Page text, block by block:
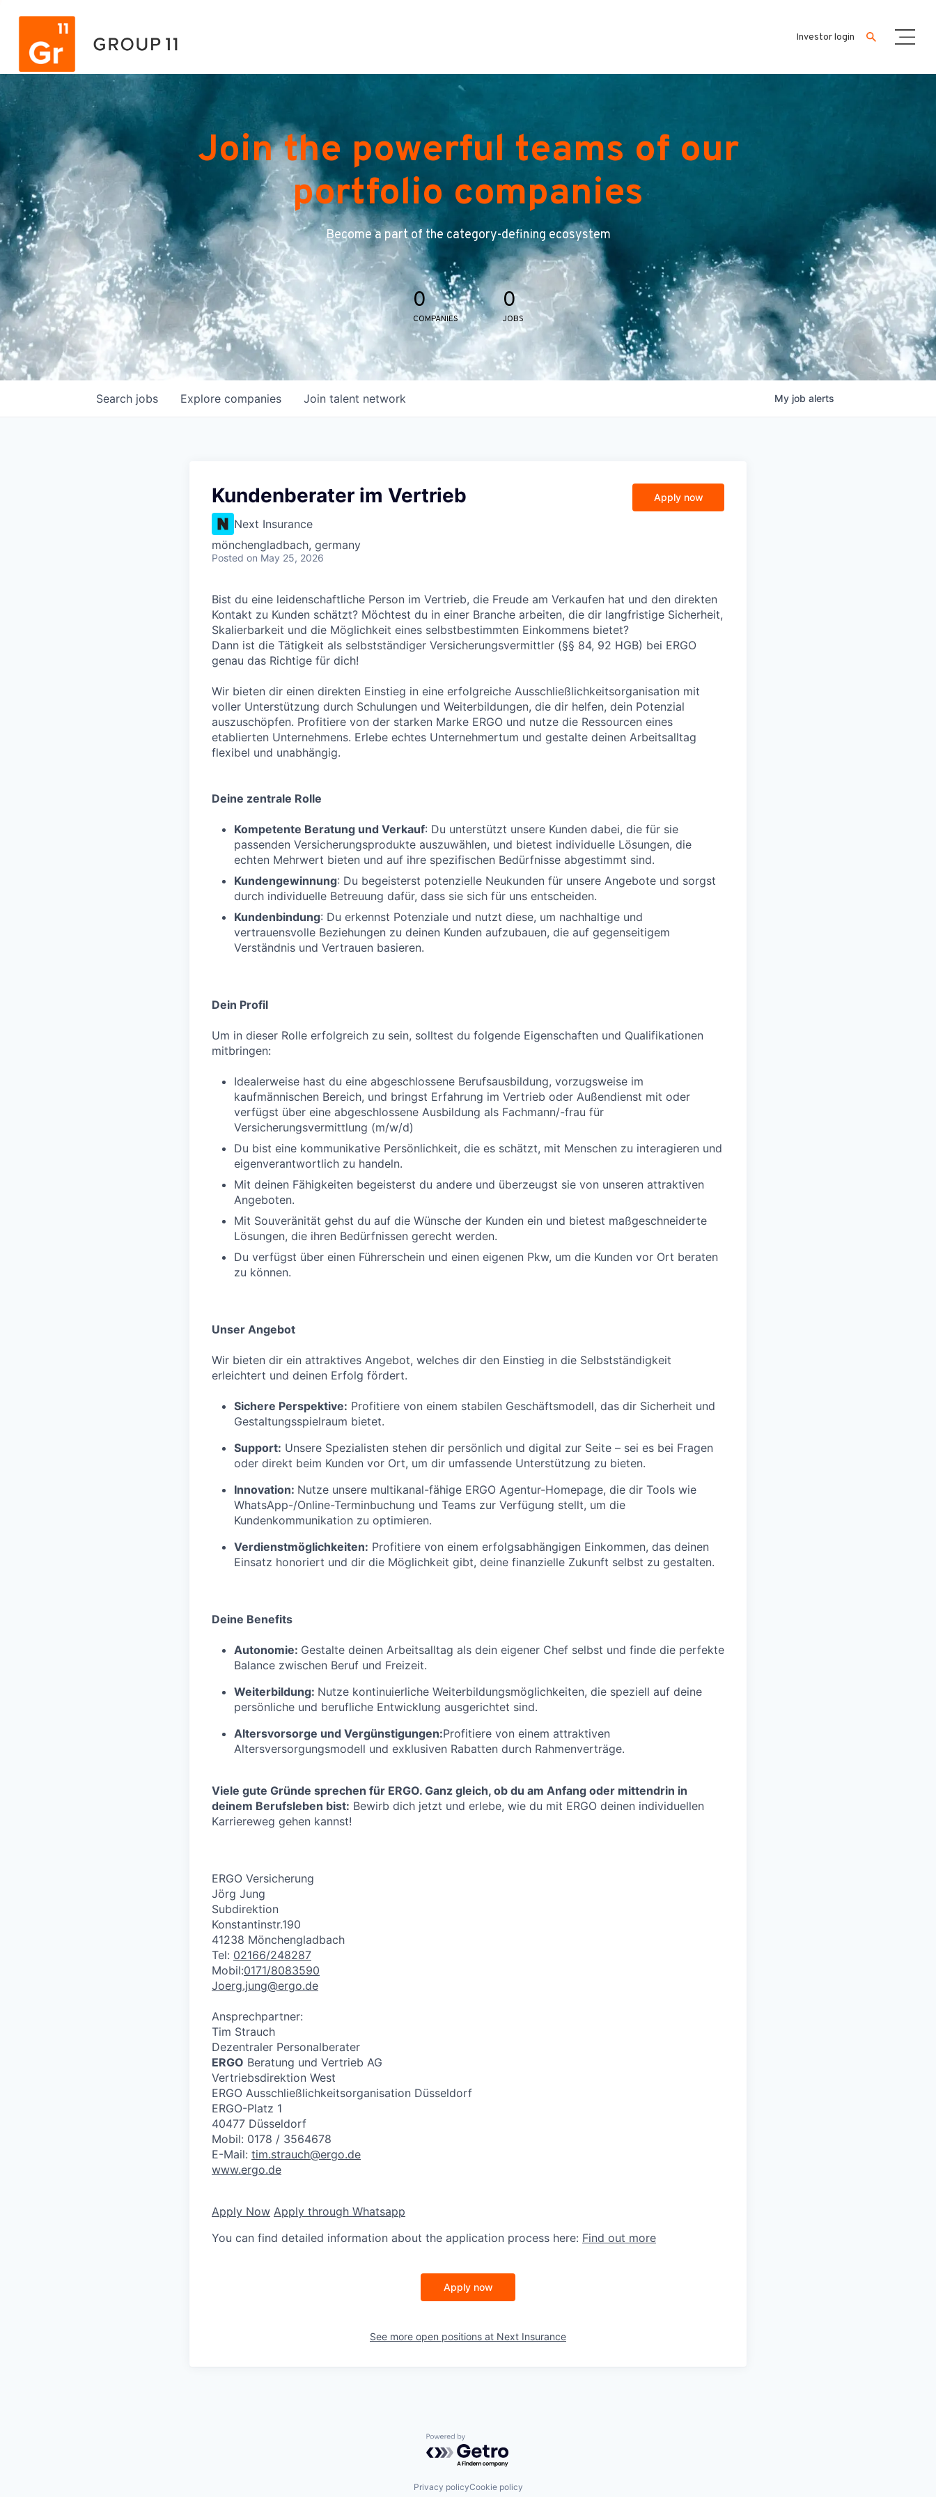
Investor login
Join the powerful teams of our
portfolio companies
Become a part of the category-defining ecosystem
0
COMPANIES
0
JOBS
Search jobs Explore companies Join talent network My job alerts
Kundenberater im Vertrieb
Next Insurance
mönchengladbach, germany
Posted on May 25, 2026
Apply now
Bist du eine leidenschaftliche Person im Vertrieb, die Freude am Verkaufen hat und den direkten
Kontakt zu Kunden schätzt? Möchtest du in einer Branche arbeiten, die dir langfristige Sicherheit,
Skalierbarkeit und die Möglichkeit eines selbstbestimmten Einkommens bietet?
Dann ist die Tätigkeit als selbstständiger Versicherungsvermittler (§§ 84, 92 HGB) bei ERGO
genau das Richtige für dich!
Wir bieten dir einen direkten Einstieg in eine erfolgreiche Ausschließlichkeitsorganisation mit
voller Unterstützung durch Schulungen und Weiterbildungen, die dir helfen, dein Potenzial
auszuschöpfen. Profitiere von der starken Marke ERGO und nutze die Ressourcen eines
etablierten Unternehmens. Erlebe echtes Unternehmertum und gestalte deinen Arbeitsalltag
flexibel und unabhängig.
Deine zentrale Rolle
Kompetente Beratung und Verkauf: Du unterstützt unsere Kunden dabei, die für sie
passenden Versicherungsprodukte auszuwählen, und bietest individuelle Lösungen, die
echten Mehrwert bieten und auf ihre spezifischen Bedürfnisse abgestimmt sind.
Kundengewinnung: Du begeisterst potenzielle Neukunden für unsere Angebote und sorgst
durch individuelle Betreuung dafür, dass sie sich für uns entscheiden.
Kundenbindung: Du erkennst Potenziale und nutzt diese, um nachhaltige und
vertrauensvolle Beziehungen zu deinen Kunden aufzubauen, die auf gegenseitigem
Verständnis und Vertrauen basieren.
Dein Profil
Um in dieser Rolle erfolgreich zu sein, solltest du folgende Eigenschaften und Qualifikationen
mitbringen:
Idealerweise hast du eine abgeschlossene Berufsausbildung, vorzugsweise im
kaufmännischen Bereich, und bringst Erfahrung im Vertrieb oder Außendienst mit oder
verfügst über eine abgeschlossene Ausbildung als Fachmann/-frau für
Versicherungsvermittlung (m/w/d)
Du bist eine kommunikative Persönlichkeit, die es schätzt, mit Menschen zu interagieren und
eigenverantwortlich zu handeln.
Mit deinen Fähigkeiten begeisterst du andere und überzeugst sie von unseren attraktiven
Angeboten.
Mit Souveränität gehst du auf die Wünsche der Kunden ein und bietest maßgeschneiderte
Lösungen, die ihren Bedürfnissen gerecht werden.
Du verfügst über einen Führerschein und einen eigenen Pkw, um die Kunden vor Ort beraten
zu können.
Unser Angebot
Wir bieten dir ein attraktives Angebot, welches dir den Einstieg in die Selbstständigkeit
erleichtert und deinen Erfolg fördert.
Sichere Perspektive: Profitiere von einem stabilen Geschäftsmodell, das dir Sicherheit und
Gestaltungsspielraum bietet.
Support: Unsere Spezialisten stehen dir persönlich und digital zur Seite – sei es bei Fragen
oder direkt beim Kunden vor Ort, um dir umfassende Unterstützung zu bieten.
Innovation: Nutze unsere multikanal-fähige ERGO Agentur-Homepage, die dir Tools wie
WhatsApp-/Online-Terminbuchung und Teams zur Verfügung stellt, um die
Kundenkommunikation zu optimieren.
Verdienstmöglichkeiten: Profitiere von einem erfolgsabhängigen Einkommen, das deinen
Einsatz honoriert und dir die Möglichkeit gibt, deine finanzielle Zukunft selbst zu gestalten.
Deine Benefits
Autonomie: Gestalte deinen Arbeitsalltag als dein eigener Chef selbst und finde die perfekte
Balance zwischen Beruf und Freizeit.
Weiterbildung: Nutze kontinuierliche Weiterbildungsmöglichkeiten, die speziell auf deine
persönliche und berufliche Entwicklung ausgerichtet sind.
Altersvorsorge und Vergünstigungen:Profitiere von einem attraktiven
Altersversorgungsmodell und exklusiven Rabatten durch Rahmenverträge.
Viele gute Gründe sprechen für ERGO. Ganz gleich, ob du am Anfang oder mittendrin in
deinem Berufsleben bist: Bewirb dich jetzt und erlebe, wie du mit ERGO deinen individuellen
Karriereweg gehen kannst!
ERGO Versicherung
Jörg Jung
Subdirektion
Konstantinstr.190
41238 Mönchengladbach
Tel: 02166/248287
Mobil:0171/8083590
Joerg.jung@ergo.de
Ansprechpartner:
Tim Strauch
Dezentraler Personalberater
ERGO Beratung und Vertrieb AG
Vertriebsdirektion West
ERGO Ausschließlichkeitsorganisation Düsseldorf
ERGO-Platz 1
40477 Düsseldorf
Mobil: 0178 / 3564678
E-Mail: tim.strauch@ergo.de
www.ergo.de
Apply Now Apply through Whatsapp
You can find detailed information about the application process here: Find out more
Apply now
See more open positions at Next Insurance
Powered by Getro.com
Privacy policyCookie policy